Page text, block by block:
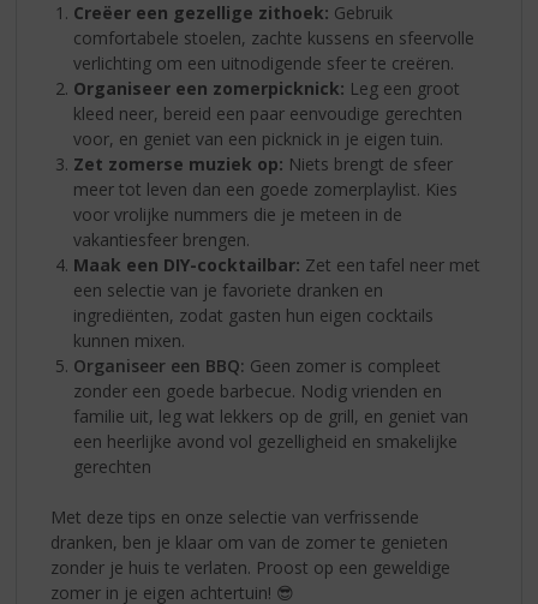
Creëer een gezellige zithoek: Gebruik
comfortabele stoelen, zachte kussens en sfeervolle
verlichting om een uitnodigende sfeer te creëren.
Organiseer een zomerpicknick: Leg een groot
kleed neer, bereid een paar eenvoudige gerechten
voor, en geniet van een picknick in je eigen tuin.
Zet zomerse muziek op: Niets brengt de sfeer
meer tot leven dan een goede zomerplaylist. Kies
voor vrolijke nummers die je meteen in de
vakantiesfeer brengen.
Maak een DIY-cocktailbar: Zet een tafel neer met
een selectie van je favoriete dranken en
ingrediënten, zodat gasten hun eigen cocktails
kunnen mixen.
Organiseer een BBQ: Geen zomer is compleet
zonder een goede barbecue. Nodig vrienden en
familie uit, leg wat lekkers op de grill, en geniet van
een heerlijke avond vol gezelligheid en smakelijke
gerechten
Met deze tips en onze selectie van verfrissende
dranken, ben je klaar om van de zomer te genieten
zonder je huis te verlaten. Proost op een geweldige
zomer in je eigen achtertuin! 😎